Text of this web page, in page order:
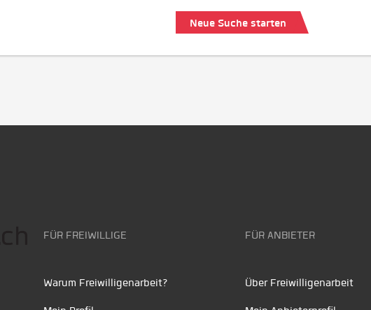
Neue Suche starten
FÜR FREIWILLIGE
Warum Freiwilligenarbeit?
FÜR ANBIETER
Über Freiwilligenarbeit